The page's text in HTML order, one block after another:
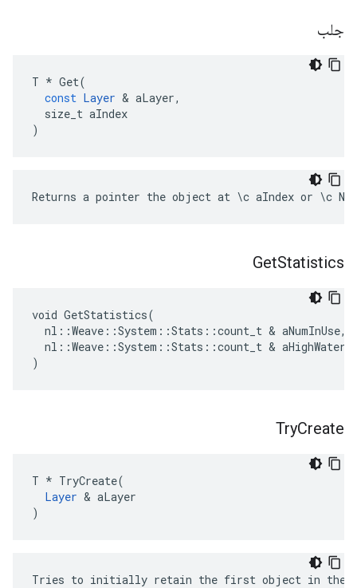
جلب
T * Get(
const Layer & aLayer,
size_t aIndex
)
Returns a pointer the object at \c aIndex or \c
GetStatistics
void GetStatistics(
  nl::Weave::System::Stats::count_t & aNumInUse,
nl::Weave::System::Stats::count_t &
)
TryCreate
T * TryCreate(
Layer & aLayer
)
Tries to initially retain the first object in the